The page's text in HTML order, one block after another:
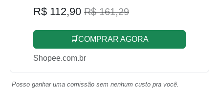
R$ 112,90 R$ 161,29
🛒COMPRAR AGORA
Shopee.com.br
Posso ganhar uma comissão sem nenhum custo pra você.